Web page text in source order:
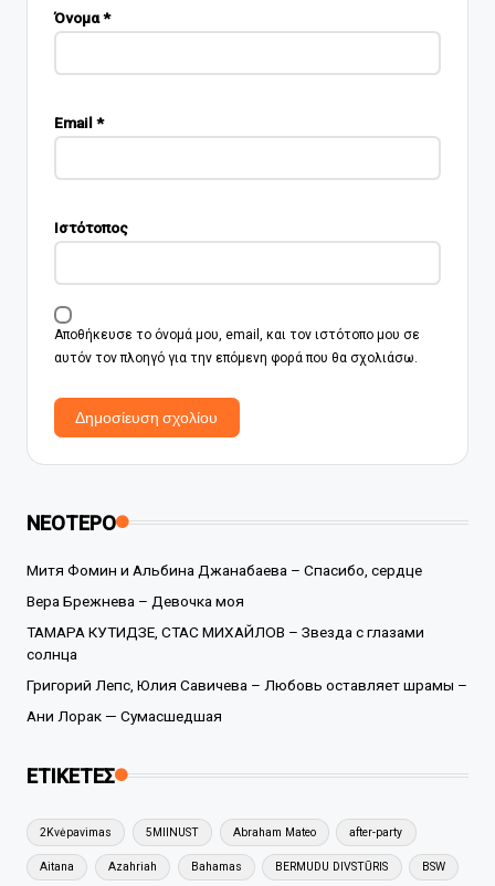
Όνομα*
Email *
Ιστότοπος
Αποθήκευσε το όνομά μου, email, και τον ιστότοπο μου σε
αυτόν τον πλοηγό για την επόμενη φορά που θα σχολιάσω.
ΝΕΟΤΕΡΟ
Митя Фомин и Альбина Джанабаева – Спасибо, сердце
Вера Брежнева – Девочка моя
ТАМАРА КУТИДЗЕ, СТАС МИХАЙЛОВ – Звезда с глазами
солнца
Григорий Лепс, Юлия Савичева – Любовь оставляет шрамы –
Ани Лорак — Сумасшедшая
ΕΤΙΚΕΤΕΣ
2Kvėpavimas 5MIINUST Abraham Mateo after-party
Aitana Azahriah Bahamas BERMUDU DIVSTŪRIS BSW